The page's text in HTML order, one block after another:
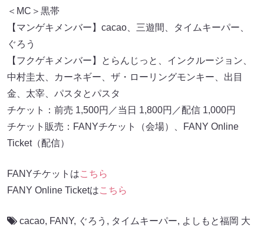
＜MC＞黒帯
【マンゲキメンバー】cacao、三遊間、タイムキーパー、
ぐろう
【フクゲキメンバー】とらんじっと、インクルージョン、
中村圭太、カーネギー、ザ・ローリングモンキー、出目
金、太宰、パスタとパスタ
チケット：前売 1,500円／当日 1,800円／配信 1,000円
チケット販売：FANYチケット（会場）、FANY Online
Ticket（配信）
FANYチケットはこちら
FANY Online Ticketはこちら
cacao, FANY, ぐろう , タイムキーパー, よしもと福岡 大